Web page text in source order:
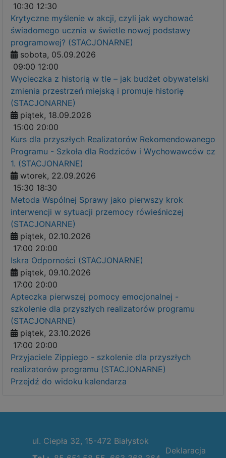
10:30 12:30
Krytyczne myślenie w akcji, czyli jak wychować
świadomego ucznia w świetle nowej podstawy
programowej? (STACJONARNE)
sobota, 05.09.2026
09:00 12:00
Wycieczka z historią w tle – jak budżet obywatelski
zmienia przestrzeń miejską i promuje historię
(STACJONARNE)
piątek, 18.09.2026
15:00 20:00
Kurs dla przyszłych Realizatorów Rekomendowanego
Programu - Szkoła dla Rodziców i Wychowawców cz
1. (STACJONARNE)
wtorek, 22.09.2026
15:30 18:30
Metoda Wspólnej Sprawy jako pierwszy krok
interwencji w sytuacji przemocy rówieśniczej
(STACJONARNE)
piątek, 02.10.2026
17:00 20:00
Iskra Odporności (STACJONARNE)
piątek, 09.10.2026
17:00 20:00
Apteczka pierwszej pomocy emocjonalnej -
szkolenie dla przyszłych realizatorów programu
(STACJONARNE)
piątek, 23.10.2026
17:00 20:00
Przyjaciele Zippiego - szkolenie dla przyszłych
realizatorów programu (STACJONARNE)
Przejdź do widoku kalendarza
ul. Ciepła 32, 15-472 Białystok
Deklaracja